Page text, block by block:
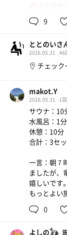
焼肉ラン
食べすぎ
ヨグ
(サウナ室
🎶楽しすぎ
9
ととのいさ
2026.05.31 46
チェック
makot.Y
2026.05.31 1
サウナ：
水風呂：1
休憩：10
合計：3セ
一言：朝７
ましたが、
嬉しいです
もっとよい
0
よしの𓃥